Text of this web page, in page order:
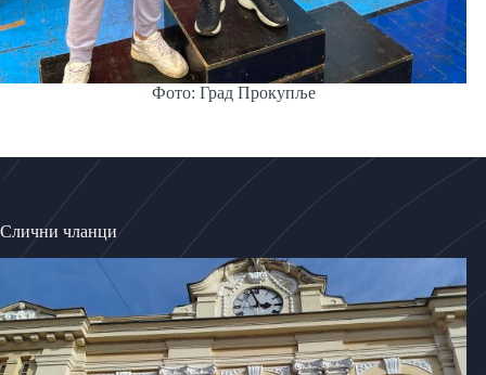
Фото: Град Прокупље
Слични чланци